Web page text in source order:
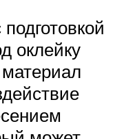
оклейку
материал